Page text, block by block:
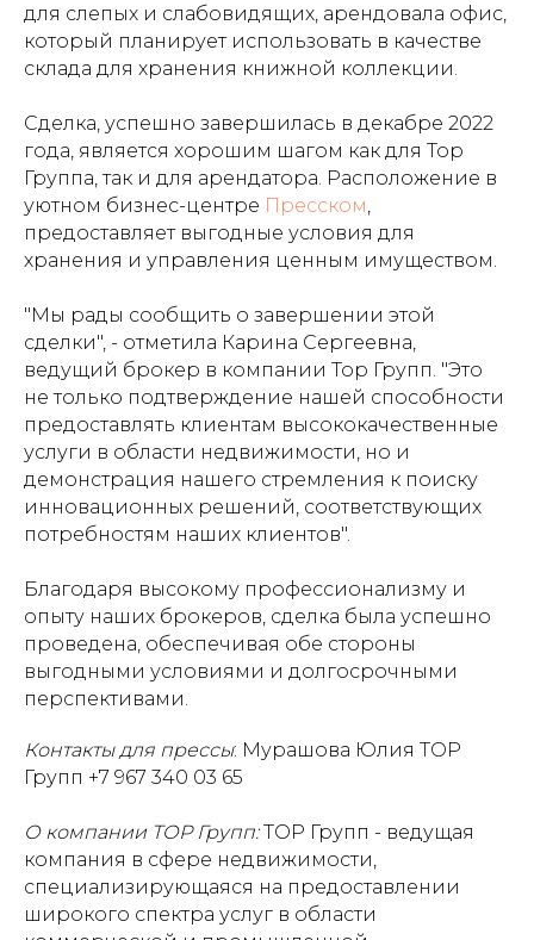
для слепых и слабовидящих, арендовала офис,
который планирует использовать в качестве
склада для хранения книжной коллекции.
Сделка, успешно завершилась в декабре 2022
года, является хорошим шагом как для Тор
Группа, так и для арендатора. Расположение в
уютном бизнес-центре Пресском
предоставляет выгодные условия для
хранения и управления ценным имуществом.
"Мы рады сообщить о завершении этой
сделки", - отметила Карина Сергеевна,
ведущий брокер в компании Тор Групп. "Это
не только подтверждение нашей способности
предоставлять клиентам высококачественные
услуги в области недвижимости, но и
демонстрация нашего стремления к поиску
инновационных решений, соответствующих
потребностям наших клиентов".
Благодаря высокому профессионализму и
опыту наших брокеров, сделка была успешно
проведена, обеспечивая обе стороны
выгодными условиями и долгосрочными
перспективами.
Контакты для прессы: Мурашова Юлия ТОР
Групп +7 967 340 03 65
О компании ТОР Групп:ТОР Групп - ведущая
компания в сфере недвижимости,
специализирующаяся на предоставлении
широкого спектра услуг в области